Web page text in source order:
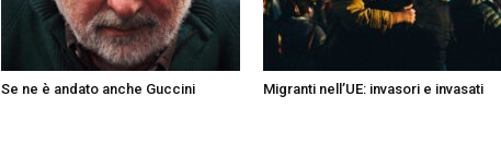
Se ne è andato anche Guccini Migranti nell’UE: invasori e invasati